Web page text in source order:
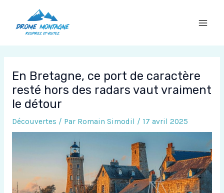
contenu
En Bretagne, ce port de caractère
resté hors des radars vaut vraiment
le détour
Découvertes / Par Romain Simodil / 17 avril 2025